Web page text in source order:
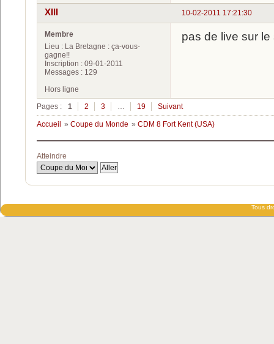
10-02-2011 17:21:30
XIII
Membre
Lieu : La Bretagne : ça-vous-
gagne!!
Inscription : 09-01-2011
Messages : 129
pas de live sur
Hors ligne
Pages :
1 2 3 19 Suivant
Accueil » Coupe du Monde » CDM 8 Fort Kent (USA)
Atteindre
Tous